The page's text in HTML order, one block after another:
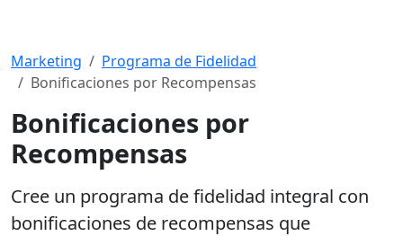
Marketing
Programa de Fidelidad
Bonificaciones por Recompensas
Bonificaciones por
Recompensas
Cree un programa de fidelidad integral con
bonificaciones de recompensas que